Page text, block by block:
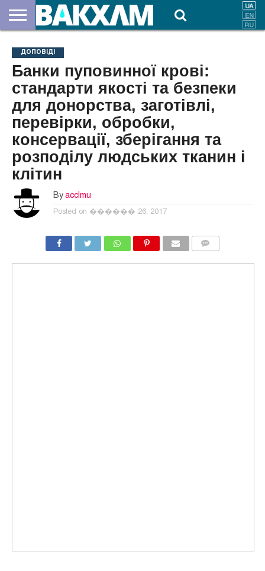
НАС
ВНЕСКИ
ДОКУМЕНТИ
НОВИНИ
КОНТАКТИ
ДОПОВІДІ
Банки пуповинної крові:
стандарти якості та безпеки
для донорства, заготівлі,
перевірки, обробки,
консервації, зберігання та
розподілу людських тканин і
клітин
By acclmu
Posted on ������ 26, 2017